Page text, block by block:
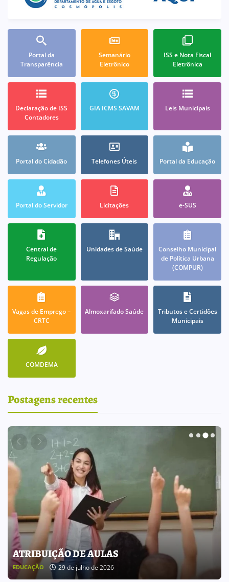
Portal da
Transparência
Semanário
Eletrônico
ISS e Nota Fiscal
Eletrônica
Declaração de ISS
Contadores
GIA ICMS SAVAM Leis Municipais
Portal do Cidadão Telefones Úteis Portal da Educação
Portal do Servidor Licitações e-SUS
Central de
Regulação
Unidades de Saúde
Conselho Municipal
de Política Urbana
(COMPUR)
Vagas de Emprego –
CRTC
Almoxarifado Saúde
Tributos e Certidões
Municipais
COMDEMA
Postagens recentes
BOLETIM INFORMATIVO 238
BOLETIM INFORMATIVO 25 de julho de 2026